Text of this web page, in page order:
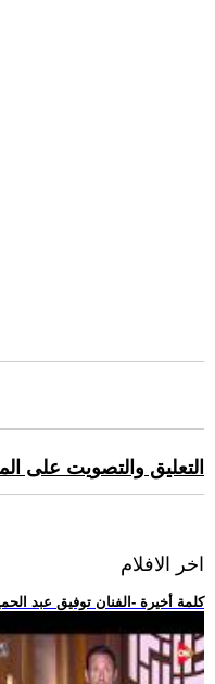
التعليق والتصويت على
اخر الافلام
.. كلمة أخيرة -الفنان توفيق عبد